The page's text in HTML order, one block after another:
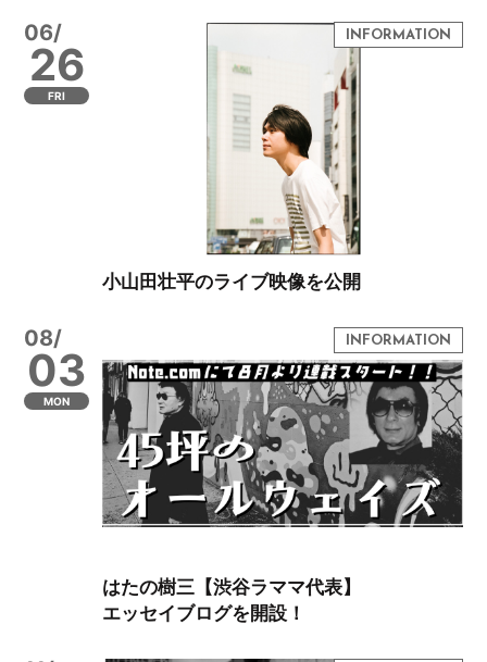
06/
26
FRI
小山田壮平のライブ映像を公開
08/
03
MON
はたの樹三【渋谷ラママ代表】
エッセイブログを開設！